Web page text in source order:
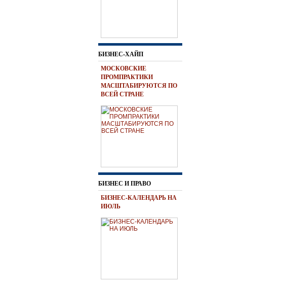
БИЗНЕС-ХАЙП
МОСКОВСКИЕ
ПРОМПРАКТИКИ
МАСШТАБИРУЮТСЯ ПО
ВСЕЙ СТРАНЕ
БИЗНЕС И ПРАВО
БИЗНЕС-КАЛЕНДАРЬ НА
ИЮЛЬ